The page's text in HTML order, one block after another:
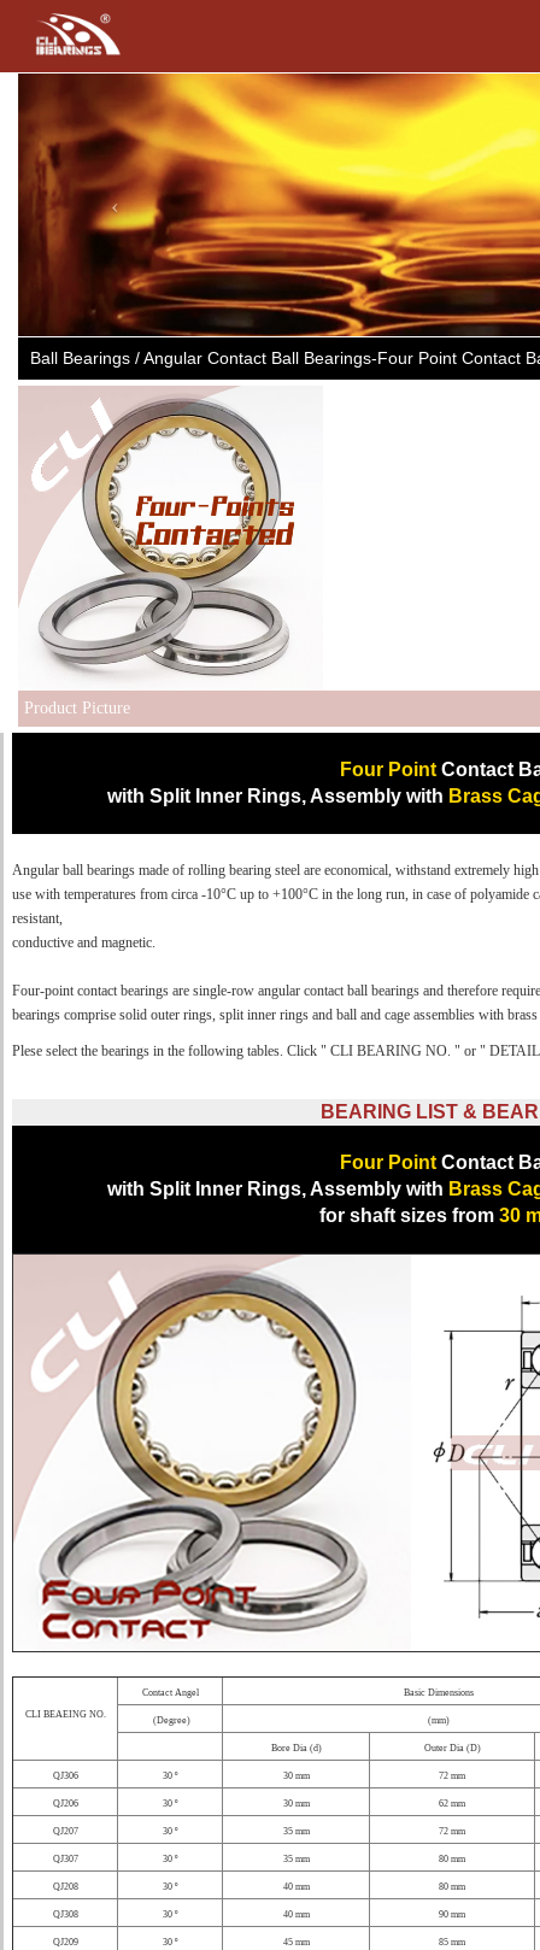
Previous
Ball Bearings / Angular Contact Ball Bearings-Four Point Contact
Product Picture
Four Point Contact
with Split Inner Rings, Assembly with Brass
Angular ball bearings made of rolling bearing steel are economical, withstand extremely
use with temperatures from circa -10°C up to +100°C in the long run, in case of
resistant,
conductive and magnetic.
Four-point contact bearings are single-row angular contact ball bearings and therefore
bearings comprise solid outer rings, split inner rings and ball and cage assemblies with
Plese select the bearings in the following tables. Click " CLI BEARING NO. " or "
BEARING LIST &
Four Point Contact
with Split Inner Rings, Assembly with Brass
for shaft sizes from 30
CLI BEAEING NO.
Contact Angel Basic Dimensions
(Degree) (mm)
Bore Dia (d) Outer Dia (D)
QJ306 30 º 30 mm 72 mm
QJ206 30 º 30 mm 62 mm
QJ207 30 º 35 mm 72 mm
QJ307 30 º 35 mm 80 mm
QJ208 30 º 40 mm 80 mm
QJ308 30 º 40 mm 90 mm
QJ209 30 º 45 mm 85 mm